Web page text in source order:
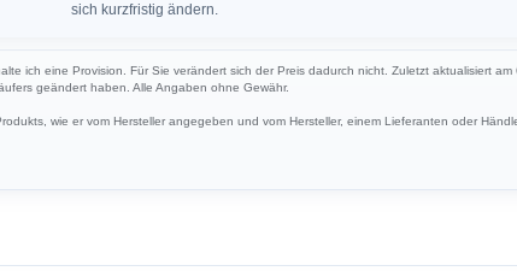
sich kurzfristig ändern.
ich eine Provision. Für Sie verändert sich der Preis dadurch nicht. Zuletzt aktualisiert
geändert haben. Alle Angaben ohne Gewähr.
wie er vom Hersteller angegeben und vom Hersteller, einem Lieferanten oder